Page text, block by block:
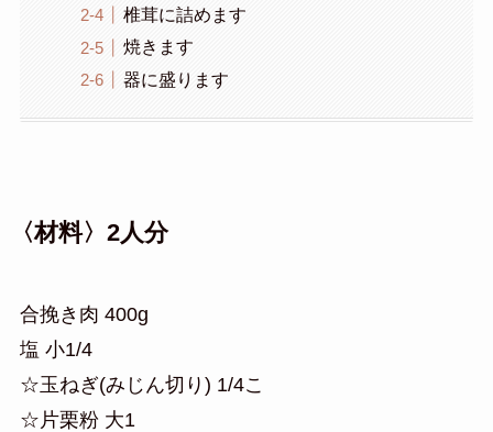
椎茸に詰めます
焼きます
器に盛ります
〈材料〉2人分
合挽き肉 400g
塩 小1/4
☆玉ねぎ(みじん切り) 1/4こ
☆片栗粉 大1